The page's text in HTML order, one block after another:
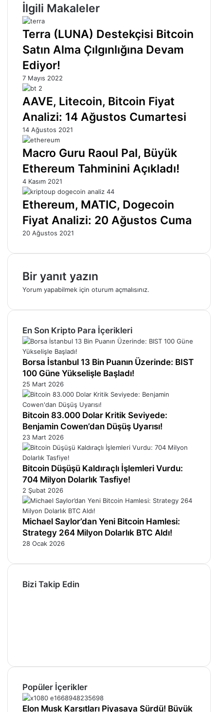
İlgili Makaleler
Terra (LUNA) Destekçisi Bitcoin
Satın Alma Çılgınlığına Devam
Ediyor!
7 Mayıs 2022
AAVE, Litecoin, Bitcoin Fiyat
Analizi: 14 Ağustos Cumartesi
14 Ağustos 2021
Macro Guru Raoul Pal, Büyük
Ethereum Tahminini Açıkladı!
4 Kasım 2021
Ethereum, MATIC, Dogecoin
Fiyat Analizi: 20 Ağustos Cuma
20 Ağustos 2021
Bir yanıt yazın
Yorum yapabilmek için oturum açmalısınız.
En Son Kripto Para İçerikleri
Borsa İstanbul 13 Bin Puanın Üzerinde: BIST
100 Güne Yükselişle Başladı!
25 Mart 2026
Bitcoin 83.000 Dolar Kritik Seviyede:
Benjamin Cowen’dan Düşüş Uyarısı!
23 Mart 2026
Bitcoin Düşüşü Kaldıraçlı İşlemleri Vurdu:
704 Milyon Dolarlık Tasfiye!
2 Şubat 2026
Michael Saylor’dan Yeni Bitcoin Hamlesi:
Strategy 264 Milyon Dolarlık BTC Aldı!
28 Ocak 2026
Bizi Takip Edin
Popüler İçerikler
Elon Musk Karşıtları Piyasaya Sürdü! Büyük